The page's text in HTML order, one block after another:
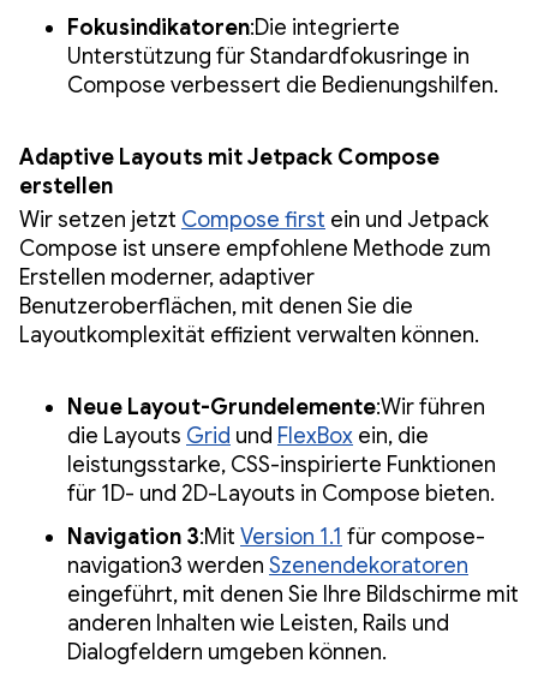
Fokusindikatoren:Die integrierte
Unterstützung für Standardfokusringe in
Compose verbessert die Bedienungshilfen.
Adaptive Layouts mit Jetpack Compose
erstellen
Wir setzen jetzt Compose first ein und Jetpack
Compose ist unsere empfohlene Methode zum
Erstellen moderner, adaptiver
Benutzeroberflächen, mit denen Sie die
Layoutkomplexität effizient verwalten können.
Neue Layout-Grundelemente:Wir führen
die Layouts Grid und FlexBox ein, die
leistungsstarke, CSS-inspirierte Funktionen
für 1D- und 2D-Layouts in Compose bieten.
Navigation 3:Mit Version 1.1 für compose-
navigation3 werden Szenendekoratoren
eingeführt, mit denen Sie Ihre Bildschirme mit
anderen Inhalten wie Leisten, Rails und
Dialogfeldern umgeben können.